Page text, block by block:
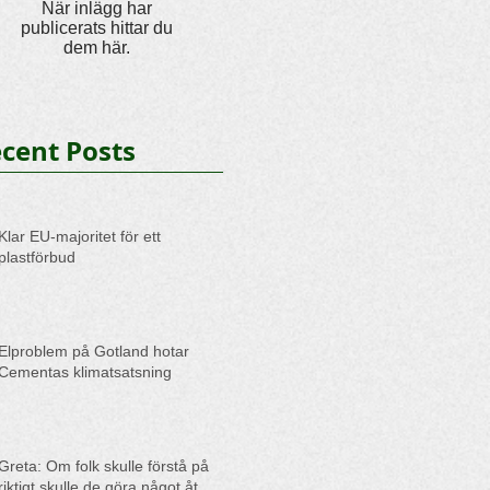
När inlägg har
publicerats hittar du
dem här.
Posts
EU-majoritet för ett
på Gotland hotar
klimatsatsning
Om folk skulle förstå på